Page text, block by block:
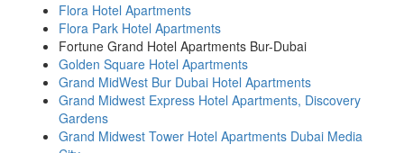
Flora Hotel Apartments
Flora Park Hotel Apartments
Fortune Grand Hotel Apartments Bur-Dubai
Golden Square Hotel Apartments
Grand MidWest Bur Dubai Hotel Apartments
Grand Midwest Express Hotel Apartments, Discovery
Gardens
Grand Midwest Tower Hotel Apartments Dubai Media